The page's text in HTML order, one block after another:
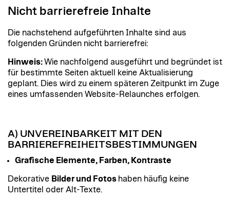
Nicht barrierefreie Inhalte
Die nachstehend aufgeführten Inhalte sind aus
folgenden Gründen nicht barrierefrei:
Hinweis:Wie nachfolgend ausgeführt und begründet ist
für bestimmte Seiten aktuell keine Aktualisierung
geplant. Dies wird zu einem späteren Zeitpunkt im Zuge
eines umfassenden Website-Relaunches erfolgen.
A) UNVEREINBARKEIT MIT DEN
BARRIEREFREIHEITSBESTIMMUNGEN
Grafische Elemente, Farben, Kontraste
Dekorative Bilder und Fotos haben häufig keine
Untertitel oder Alt-Texte.